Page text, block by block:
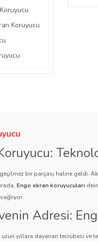
Koruyucu
bir parçası haline geldi.
Engo ekran koruyucuları
Adresi:
uzun yıllara dayanan tecrübesi ve